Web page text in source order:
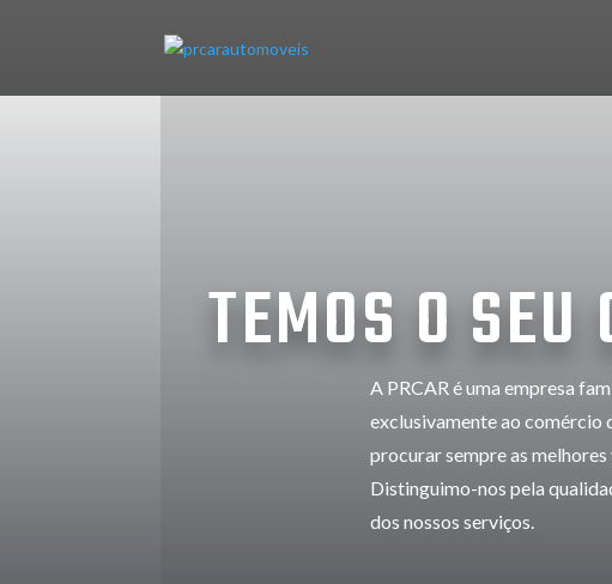
TEMOS O SEU
A PRCAR é uma empresa
exclusivamente ao comércio
procurar sempre as
Distinguimo-nos pela
dos nossos serviços.